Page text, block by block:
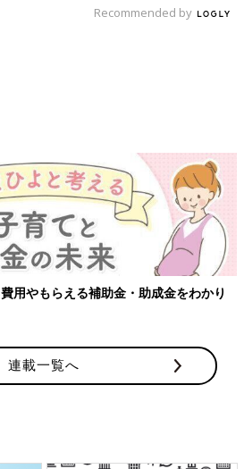
Recommended by
】妊婦の感染症対策、知っておいて！
連載一覧へ